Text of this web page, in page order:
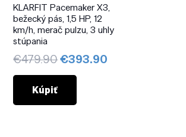
KLARFIT Pacemaker X3,
bežecký pás, 1,5 HP, 12
km/h, merač pulzu, 3 uhly
stúpania
€479.90Pôvodná
cena
€479.90.
€393.90
Kúpiť